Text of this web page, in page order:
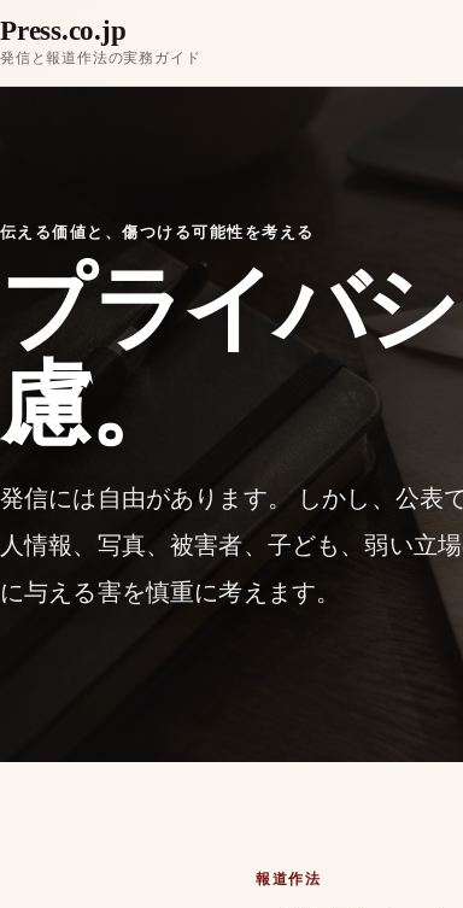
Press.co.jp
発信と報道作法の実務ガイド
伝える価値と、傷つける可能性を考える
プライバ
慮。
発信には自由があります。 しかし、公表
人情報、写真、被害者、子ども、弱い立
に与える害を慎重に考えます。
報道作法